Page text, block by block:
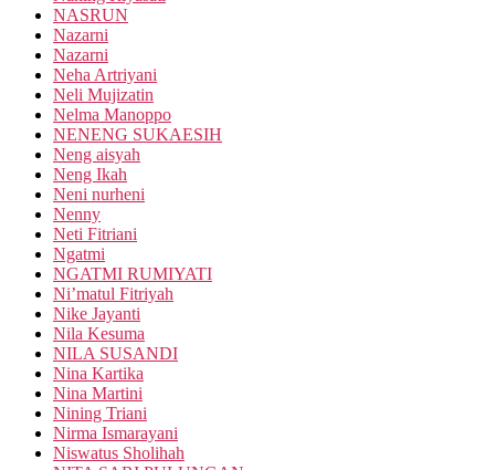
NASRUN
Nazarni
Nazarni
Neha Artriyani
Neli Mujizatin
Nelma Manoppo
NENENG SUKAESIH
Neng aisyah
Neng Ikah
Neni nurheni
Nenny
Neti Fitriani
Ngatmi
NGATMI RUMIYATI
Ni’matul Fitriyah
Nike Jayanti
Nila Kesuma
NILA SUSANDI
Nina Kartika
Nina Martini
Nining Triani
Nirma Ismarayani
Niswatus Sholihah